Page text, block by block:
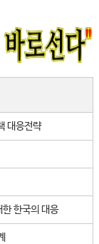
대응전략
한국의 대응